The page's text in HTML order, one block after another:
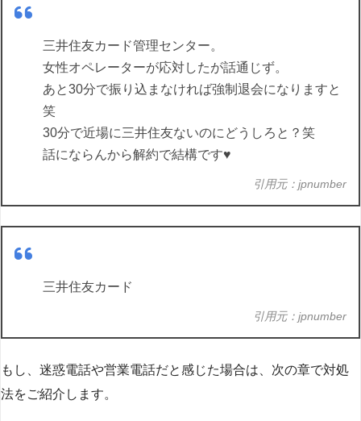
三井住友カード管理センター。
女性オペレーターが応対したが話通じず。
あと30分で振り込まなければ強制退会になりますと
笑
30分で近場に三井住友ないのにどうしろと？笑
話にならんから解約で結構です♥️
引用元：jpnumber
三井住友カード
引用元：jpnumber
もし、迷惑電話や営業電話だと感じた場合は、次の章で対処
法をご紹介します。